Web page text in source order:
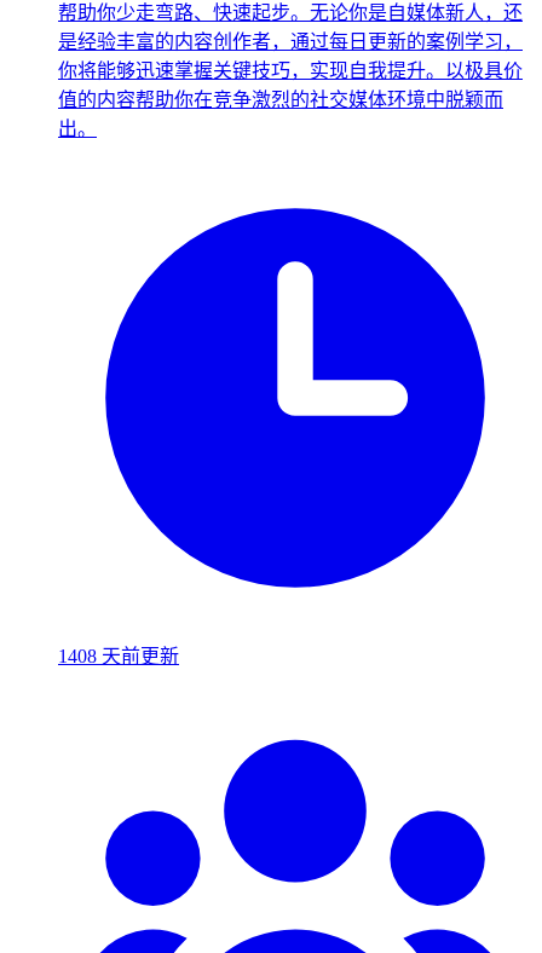
帮助你少走弯路、快速起步。无论你是自媒体新人，还
是经验丰富的内容创作者，通过每日更新的案例学习，
你将能够迅速掌握关键技巧，实现自我提升。以极具价
值的内容帮助你在竞争激烈的社交媒体环境中脱颖而
出。
1408 天前更新